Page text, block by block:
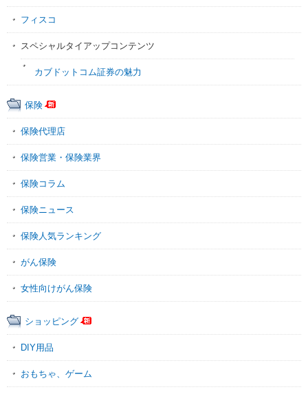
フィスコ
スペシャルタイアップコンテンツ
カブドットコム証券の魅力
保険
保険代理店
保険営業・保険業界
保険コラム
保険ニュース
保険人気ランキング
がん保険
女性向けがん保険
ショッピング
DIY用品
おもちゃ、ゲーム